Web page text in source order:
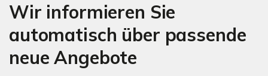
Wir informieren Sie
automatisch über passende
neue Angebote